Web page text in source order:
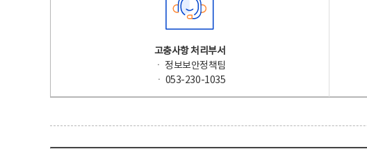
고충사항 처리부서
ㆍ 정보보안정책팀
ㆍ 053-230-1035